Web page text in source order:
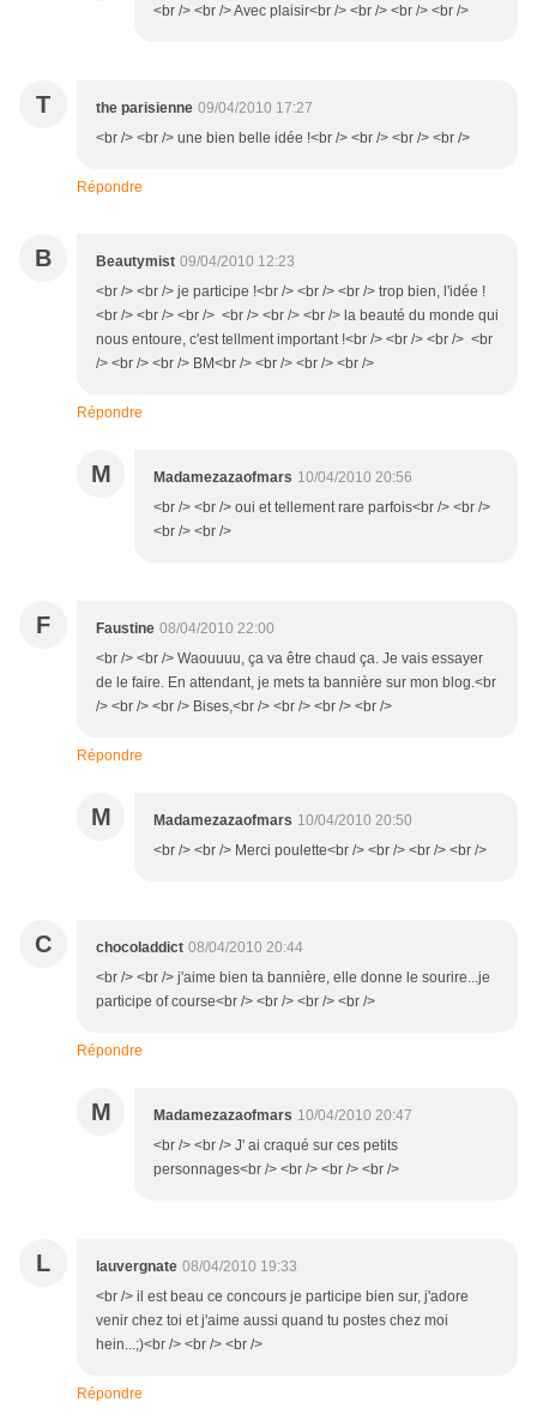
<br /> <br /> Avec plaisir<br /> <br /> <br /> <br />
T the parisienne 09/04/2010 17:27
<br /> <br /> une bien belle idée !<br /> <br /> <br /> <br />
Répondre
B Beautymist 09/04/2010 12:23
<br /> <br /> je participe !<br /> <br /> <br /> trop bien, l'idée !
<br /> <br /> <br /> <br /> <br /> <br /> la beauté du monde qui
nous entoure, c'est tellment important !<br /> <br /> <br /> <br
/> <br /> <br /> BM<br /> <br /> <br /> <br />
Répondre
M Madamezazaofmars 10/04/2010 20:56
<br /> <br /> oui et tellement rare parfois<br /> <br />
<br /> <br />
F Faustine 08/04/2010 22:00
<br /> <br /> Waouuuu, ça va être chaud ça. Je vais essayer
de le faire. En attendant, je mets ta bannière sur mon blog.<br
/> <br /> <br /> Bises,<br /> <br /> <br /> <br />
Répondre
M Madamezazaofmars 10/04/2010 20:50
<br /> <br /> Merci poulette<br /> <br /> <br /> <br />
C chocoladdict 08/04/2010 20:44
<br /> <br /> j'aime bien ta bannière, elle donne le sourire...je
participe of course<br /> <br /> <br /> <br />
Répondre
M Madamezazaofmars 10/04/2010 20:47
<br /> <br /> J' ai craqué sur ces petits
personnages<br /> <br /> <br /> <br />
L lauvergnate 08/04/2010 19:33
<br /> il est beau ce concours je participe bien sur, j'adore
venir chez toi et j'aime aussi quand tu postes chez moi
hein...;)<br /> <br /> <br />
Répondre